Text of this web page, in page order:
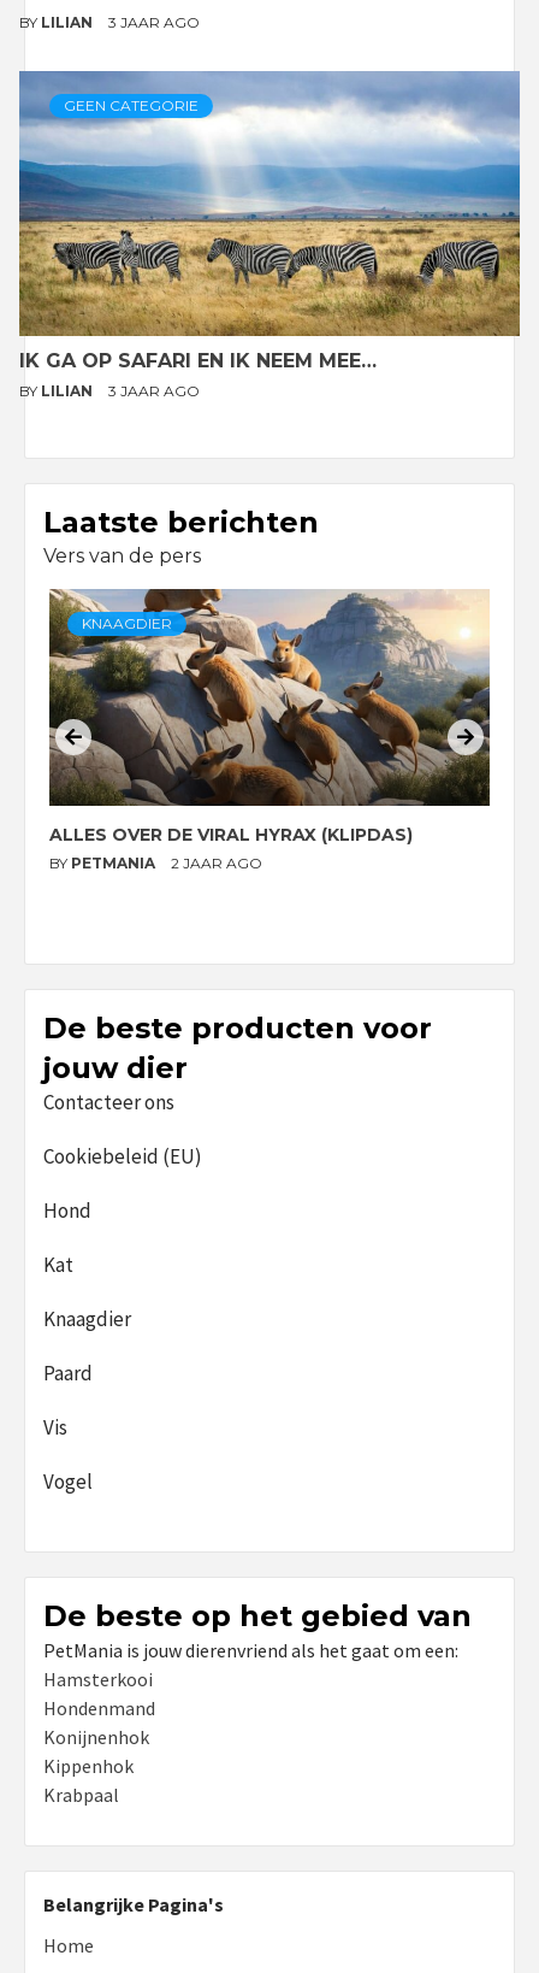
BY LILIAN 3 JAAR AGO
GEEN CATEGORIE
IK GA OP SAFARI EN IK NEEM MEE…
BY LILIAN 3 JAAR AGO
Laatste berichten
Vers van de pers
KNAAGDIER
ALLES OVER DE VIRAL HYRAX (KLIPDAS)
BY PETMANIA 2 JAAR AGO
De beste producten voor
jouw dier
Contacteer ons
Cookiebeleid (EU)
Hond
Kat
Knaagdier
Paard
Vis
Vogel
De beste op het gebied van
PetMania is jouw dierenvriend als het gaat om een:
Hamsterkooi
Hondenmand
Konijnenhok
Kippenhok
Krabpaal
Belangrijke Pagina's
Home